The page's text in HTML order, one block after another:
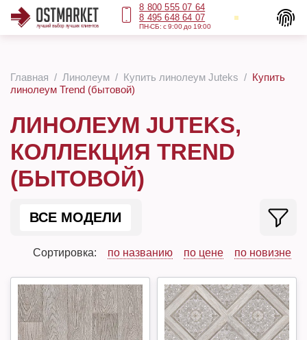
8 800 555 07 64
8 495 648 64 07
ПН-СБ: с 9:00 до 19:00
Главная Линолеум Купить линолеум Juteks
Купить
линолеум Trend (бытовой)
ЛИНОЛЕУМ JUTEKS,
КОЛЛЕКЦИЯ TREND
(БЫТОВОЙ)
ВСЕ МОДЕЛИ
Сортировка: по названию по цене по новизне